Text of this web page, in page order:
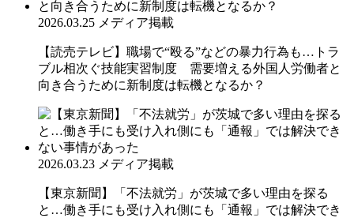
2026.03.25 メディア掲載
【読売テレビ】職場で“殴る”などの暴力行為も…トラ
ブル相次ぐ技能実習制度 需要増える外国人労働者と
向き合うために新制度は転機となるか？
2026.03.23 メディア掲載
【東京新聞】「不法就労」が茨城で多い理由を探る
と…働き手にも受け入れ側にも「通報」では解決でき